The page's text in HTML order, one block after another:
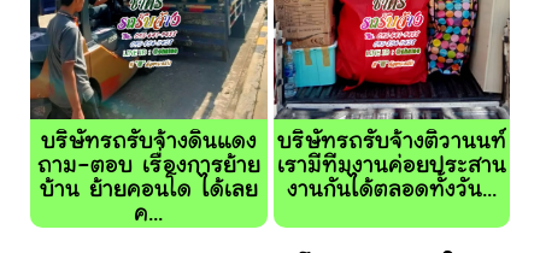
บริษัทรถรับจ้างดินแดง
ถาม-ตอบ เรื่องการย้าย
บ้าน ย้ายคอนโด ได้เลย
ค...
บริษัทรถรับจ้างติวานนท์
เรามีทีมงานค่อยประสาน
งานกันได้ตลอดทั้งวัน...